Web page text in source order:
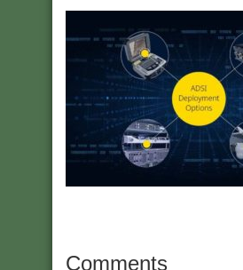
Comments